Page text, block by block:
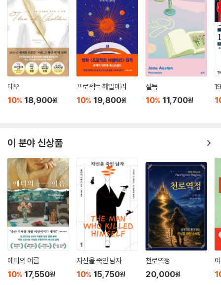
삶의 시점에서 이야기를 풀었다. 총 13명의 화자가 일곱 건의 살인과 연루
된 자신의 삶을, 그 사건이 지나고 나서도 기어이 이어지고 있는 자신의 이
야기를 전하는 형식이다. 작가는 오롯이 화자의 발화만으로 소설을 엮었
다. 독자들은 화자들의 이야기를 통해 우연과 우연이 만나 어떻게 필연과
역사를 만들어내는지를 확인할 수 있다.
『일곱 건의 살인에 대한 간략한 역사』는 총 5부로 구성되어 있다. 1976년
건 당일인 1976년 12월 3일을 다룬 2부, 그로부터 3년 뒤인 1979년을 배
다. 그건 우리의 삶이 굴러가는 방식이고 존재하는 방식이며 있는 그대로
각 부의 포문을 열거나 닫는 것은 사망한 전직 정치인 ‘조지 아서 제닝스
경’이다. 제닝스 경은 유령이다. 때문에 자신의 이야기만 하는 각 화자들이
놓치는 부분들을 관조하며 유기적으로 엮어준다. 1부에선 밥 말리 살해 기
도와 직접적으로 연관된 사람들이 사건을 어떻게 준비했는지, 혹은 연관되
지 않았던 사람들이 우연히 어떻게 연결될지를 암시한다. 우선 갱단이 장
악한 자메이카의 게토가 등장하고, 갱단의 보스 파파-로, 그의 오른팔 역
할을 하는 조시 웨일스, 게토 소년인 밤-밤, 데무스가 자신의 이야기를 한
다. 이들처럼 밑바닥 인생은 아니지만 ‘중산층’이라 스스로를 인지하면서
도 희망이 전혀 보이지 않는, 우연히 밥 말리와 하룻밤을 보낸 후 임신을 하
테오
10% 18,900원
프로젝트 헤일메리
10% 19,800원
설득
10% 11,700원
이 분야 신상품
에티의 여름
10% 17,550원
자신을 죽인 남자
10% 15,750원
천로역정
20,000원